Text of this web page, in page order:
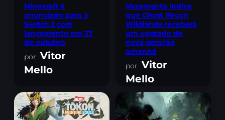
Minecraft é
anunciado para o
Switch 2 com
lançamento em 27
de outubro
Vitor
Mello
Vazamento indica
que Ghost Recon
Wildlands receberá
um upgrade de
nova geração
amanhã
Vitor
Mello